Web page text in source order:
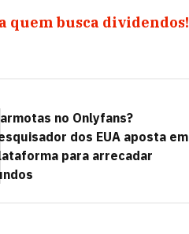
quem busca dividendos!
no Onlyfans?
dos EUA aposta em
para arrecadar